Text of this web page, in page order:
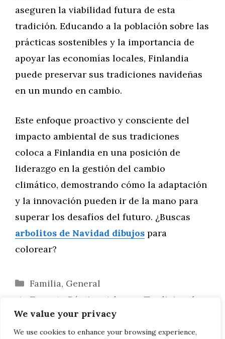
We value your privacy
We use cookies to enhance your browsing experience,
aseguren la viabilidad futura de esta
tradición. Educando a la población sobre las
prácticas sostenibles y la importancia de
apoyar las economías locales, Finlandia
puede preservar sus tradiciones navideñas
en un mundo en cambio.
Este enfoque proactivo y consciente del
impacto ambiental de sus tradiciones
coloca a Finlandia en una posición de
liderazgo en la gestión del cambio
climático, demostrando cómo la adaptación
y la innovación pueden ir de la mano para
superar los desafíos del futuro. ¿Buscas
arbolitos de Navidad dibujos para
colorear?
Categorías
Familia, General
Encanto Rústico: Adornos Tradicionales
para Árboles de Navidad en Finlandia
Programas Innovadores de Reciclaje de